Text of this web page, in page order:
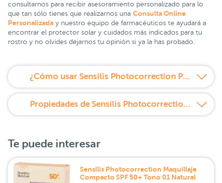
consultarnos para recibir asesoramiento personalizado para lo
que tan sólo tienes que realizarnos una Consulta Online
Personalizada y nuestro equipo de farmacéuticos te ayudará a
encontrar el protector solar y cuidados más indicados para tu
rostro y no olvides dejarnos tu opinión si ya la has probado.
¿Cómo usar Sensilis Photocorrection Pure 50 40 ml?
Propiedades de Sensilis Photocorrection Pure 50 40 ml
Te puede interesar
Sensilis Photocorrection Maquillaje
Compacto SPF 50+ Tono 01 Natural